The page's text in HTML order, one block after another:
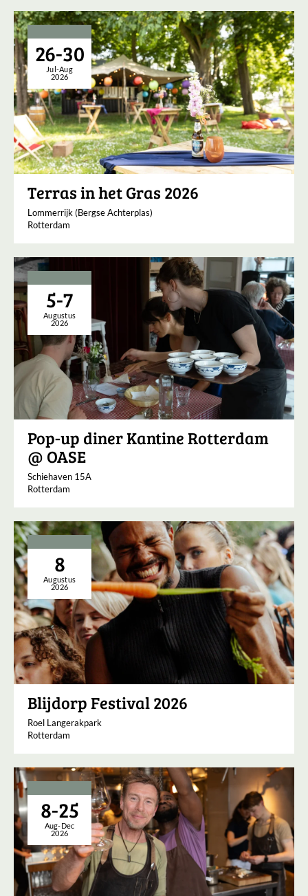
26-30
Jul-Aug
2026
Terras in het Gras 2026
Lommerrijk (Bergse Achterplas)
Rotterdam
5-7
Augustus
2026
Pop-up diner Kantine Rotterdam
@ OASE
Schiehaven 15A
Rotterdam
8
Augustus
2026
Blijdorp Festival 2026
Roel Langerakpark
Rotterdam
8-25
Aug-Dec
2026